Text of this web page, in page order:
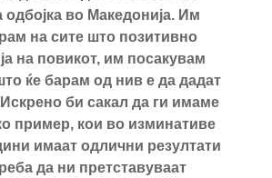
одбојка во Македонија. Им
на сите што позитивно
на повикот, им посакувам
ќе барам од нив е да дадат
би сакал да ги имаме
пример, кои во изминативе
имаат одлични резултати
да ни претставуваат